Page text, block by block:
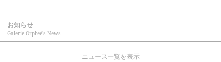
お知らせ
Galerie Orpheé's News
ニュース一覧を表示